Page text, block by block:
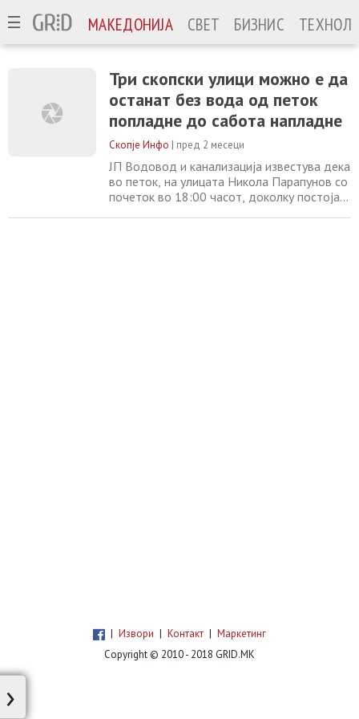
МАКЕДОНИЈА СВЕТ БИЗНИС
Три скопски улици можно е да
останат без вода од петок
попладне до сабота напладне
Скопје Инфо | пред 2 месеци
ЈП Водовод и канализација известува дека
во петок, на улицата Никола Парапунов со
почеток во 18:00 часот, доколку постојат
| Извори | Контакт | Маркетинг
Copyright © 2010 - 2018 GRID.MK
›